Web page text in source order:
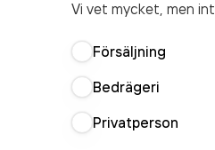
Vi vet mycket, men
Försäljning
Bedrägeri
Privatperson